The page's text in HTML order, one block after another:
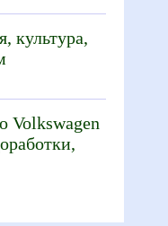
культура,
Volkswagen